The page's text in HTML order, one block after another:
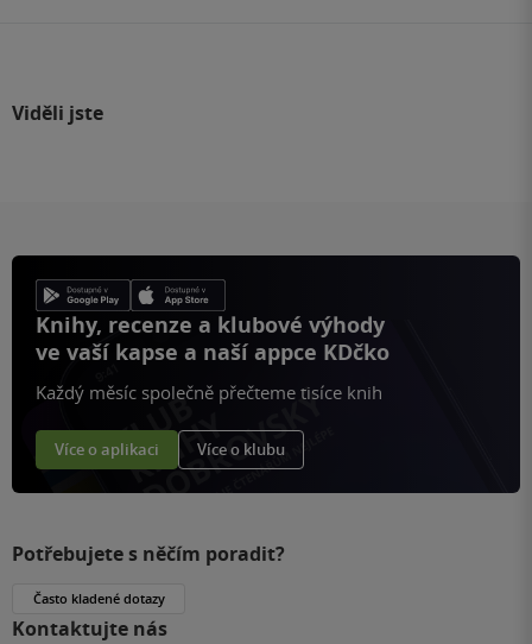
Viděli jste
Knihy, recenze a klubové výhody
ve vaší kapse a naší appce KDčko
Každý měsíc společně přečteme tisíce knih
Více o aplikaci Více o klubu
Potřebujete s něčím poradit?
Často kladené dotazy
Kontaktujte nás